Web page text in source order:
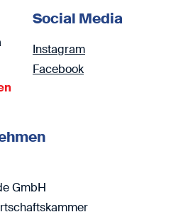
Social Media
Instagram
Facebook
GmbH